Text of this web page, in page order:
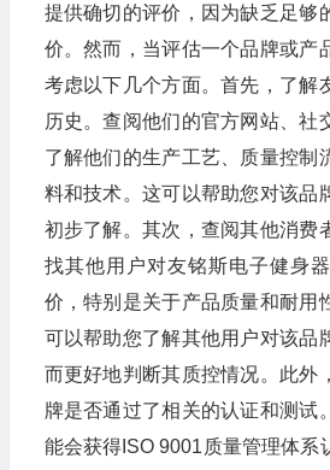
提供确切的评价，因为缺乏足够
价。然而，当评估一个品牌或产
考虑以下几个方面。首先，了解
历史。查阅他们的官方网站、社
了解他们的生产工艺、质量控制
料和技术。这可以帮助您对该品
初步了解。其次，查阅其他消费
找其他用户对友铭斯电子健身
价，特别是关于产品质量和耐用
可以帮助您了解其他用户对该品
而更好地判断其质控情况。此外
牌是否通过了相关的认证和测试
能会获得ISO 9001质量管理体系